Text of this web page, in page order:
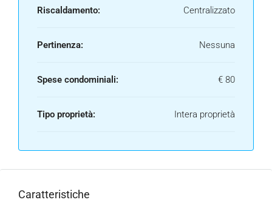
Riscaldamento: Centralizzato
Pertinenza: Nessuna
Spese condominiali: € 80
Tipo proprietà: Intera proprietà
Caratteristiche